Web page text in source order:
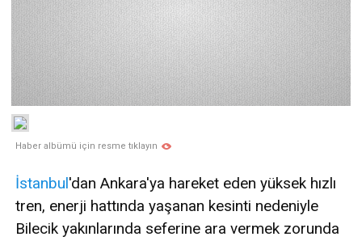
Haber albümü için resme tıklayın
İstanbul'dan Ankara'ya hareket eden yüksek hızlı
tren, enerji hattında yaşanan kesinti nedeniyle
Bilecik yakınlarında seferine ara vermek zorunda